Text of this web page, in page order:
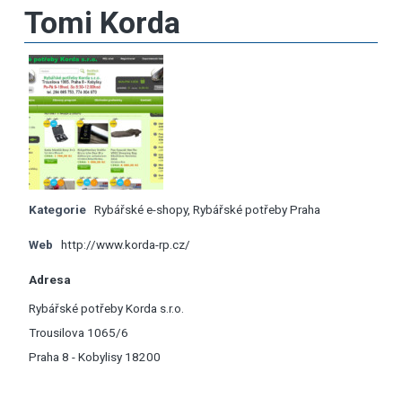
Tomi Korda
Kategorie Rybářské e-shopy, Rybářské potřeby Praha
Web http://www.korda-rp.cz/
Adresa
Rybářské potřeby Korda s.r.o.
Trousilova 1065/6
Praha 8 - Kobylisy 18200